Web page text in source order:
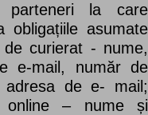
parteneri la care
obligațiile asumate
curierat - nume,
e-mail, număr de
adresa de e- mail;
online – nume și